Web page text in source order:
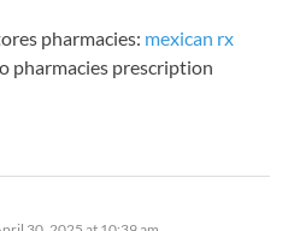
pharmacies: mexican rx
pharmacies prescription